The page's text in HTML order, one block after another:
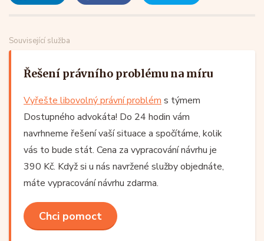
Související služba
Řešení právního problému na míru
Vyřešte libovolný právní problém s týmem
Dostupného advokáta! Do 24 hodin vám
navrhneme řešení vaší situace a spočítáme, kolik
vás to bude stát. Cena za vypracování návrhu je
390 Kč. Když si u nás navržené služby objednáte,
máte vypracování návrhu zdarma.
Chci pomoct